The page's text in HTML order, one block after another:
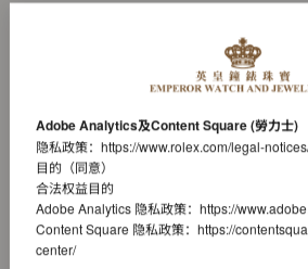
Adobe Analytics及Content Square (勞力士)
隐私政策： https://www.rolex.com/legal-
目的（同意）
合法权益目的
Adobe Analytics 隐私政策： https://
Content Square 隐私政策： https://
center/